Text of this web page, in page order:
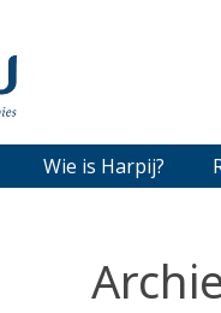
Wie is Harpij?